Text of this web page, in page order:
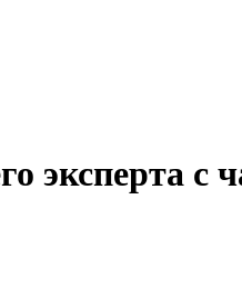
эксперта с